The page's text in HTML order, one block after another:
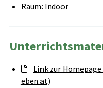
Raum: Indoor
Link zur
eben.at)